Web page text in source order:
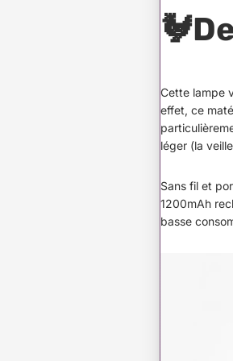
🐓
Cette lampe
effet, ce
léger (la
Sans fil et
1200mAh
basse